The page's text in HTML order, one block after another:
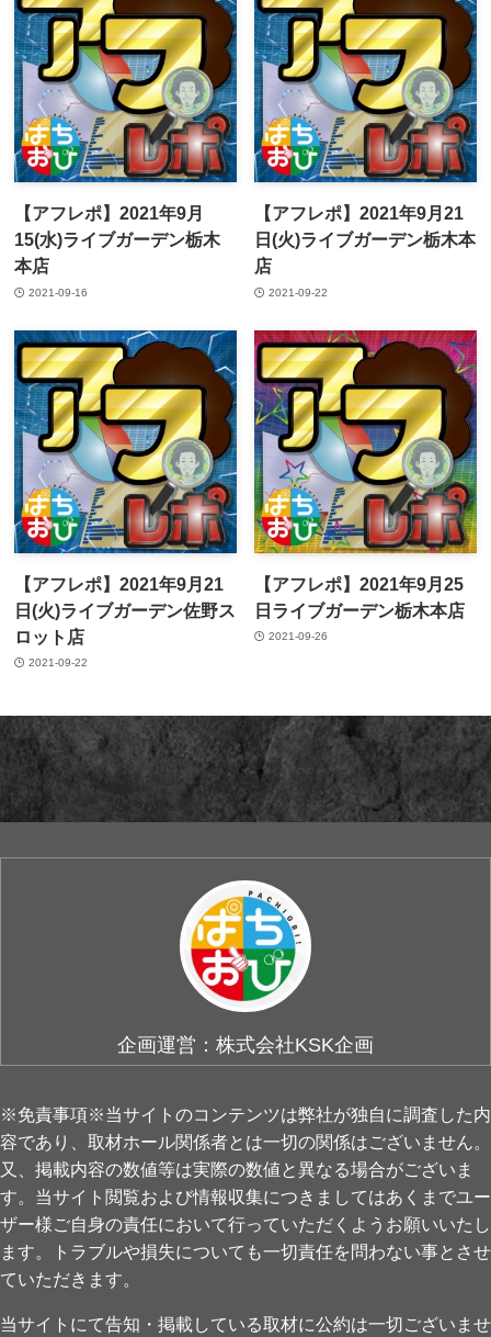
【アフレポ】2021年9月
15(水)ライブガーデン栃木
本店
2021-09-16
【アフレポ】2021年9月21
日(火)ライブガーデン栃木本
店
2021-09-22
【アフレポ】2021年9月21
日(火)ライブガーデン佐野ス
ロット店
2021-09-22
【アフレポ】2021年9月25
日ライブガーデン栃木本店
2021-09-26
企画運営：株式会社KSK企画
※免責事項※当サイトのコンテンツは弊社が独自に調査した内
容であり、取材ホール関係者とは一切の関係はございません。
又、掲載内容の数値等は実際の数値と異なる場合がございま
す。当サイト閲覧および情報収集につきましてはあくまでユー
ザー様ご自身の責任において行っていただくようお願いいたし
ます。トラブルや損失についても一切責任を問わない事とさせ
ていただきます。
当サイトにて告知・掲載している取材に公約は一切ございませ